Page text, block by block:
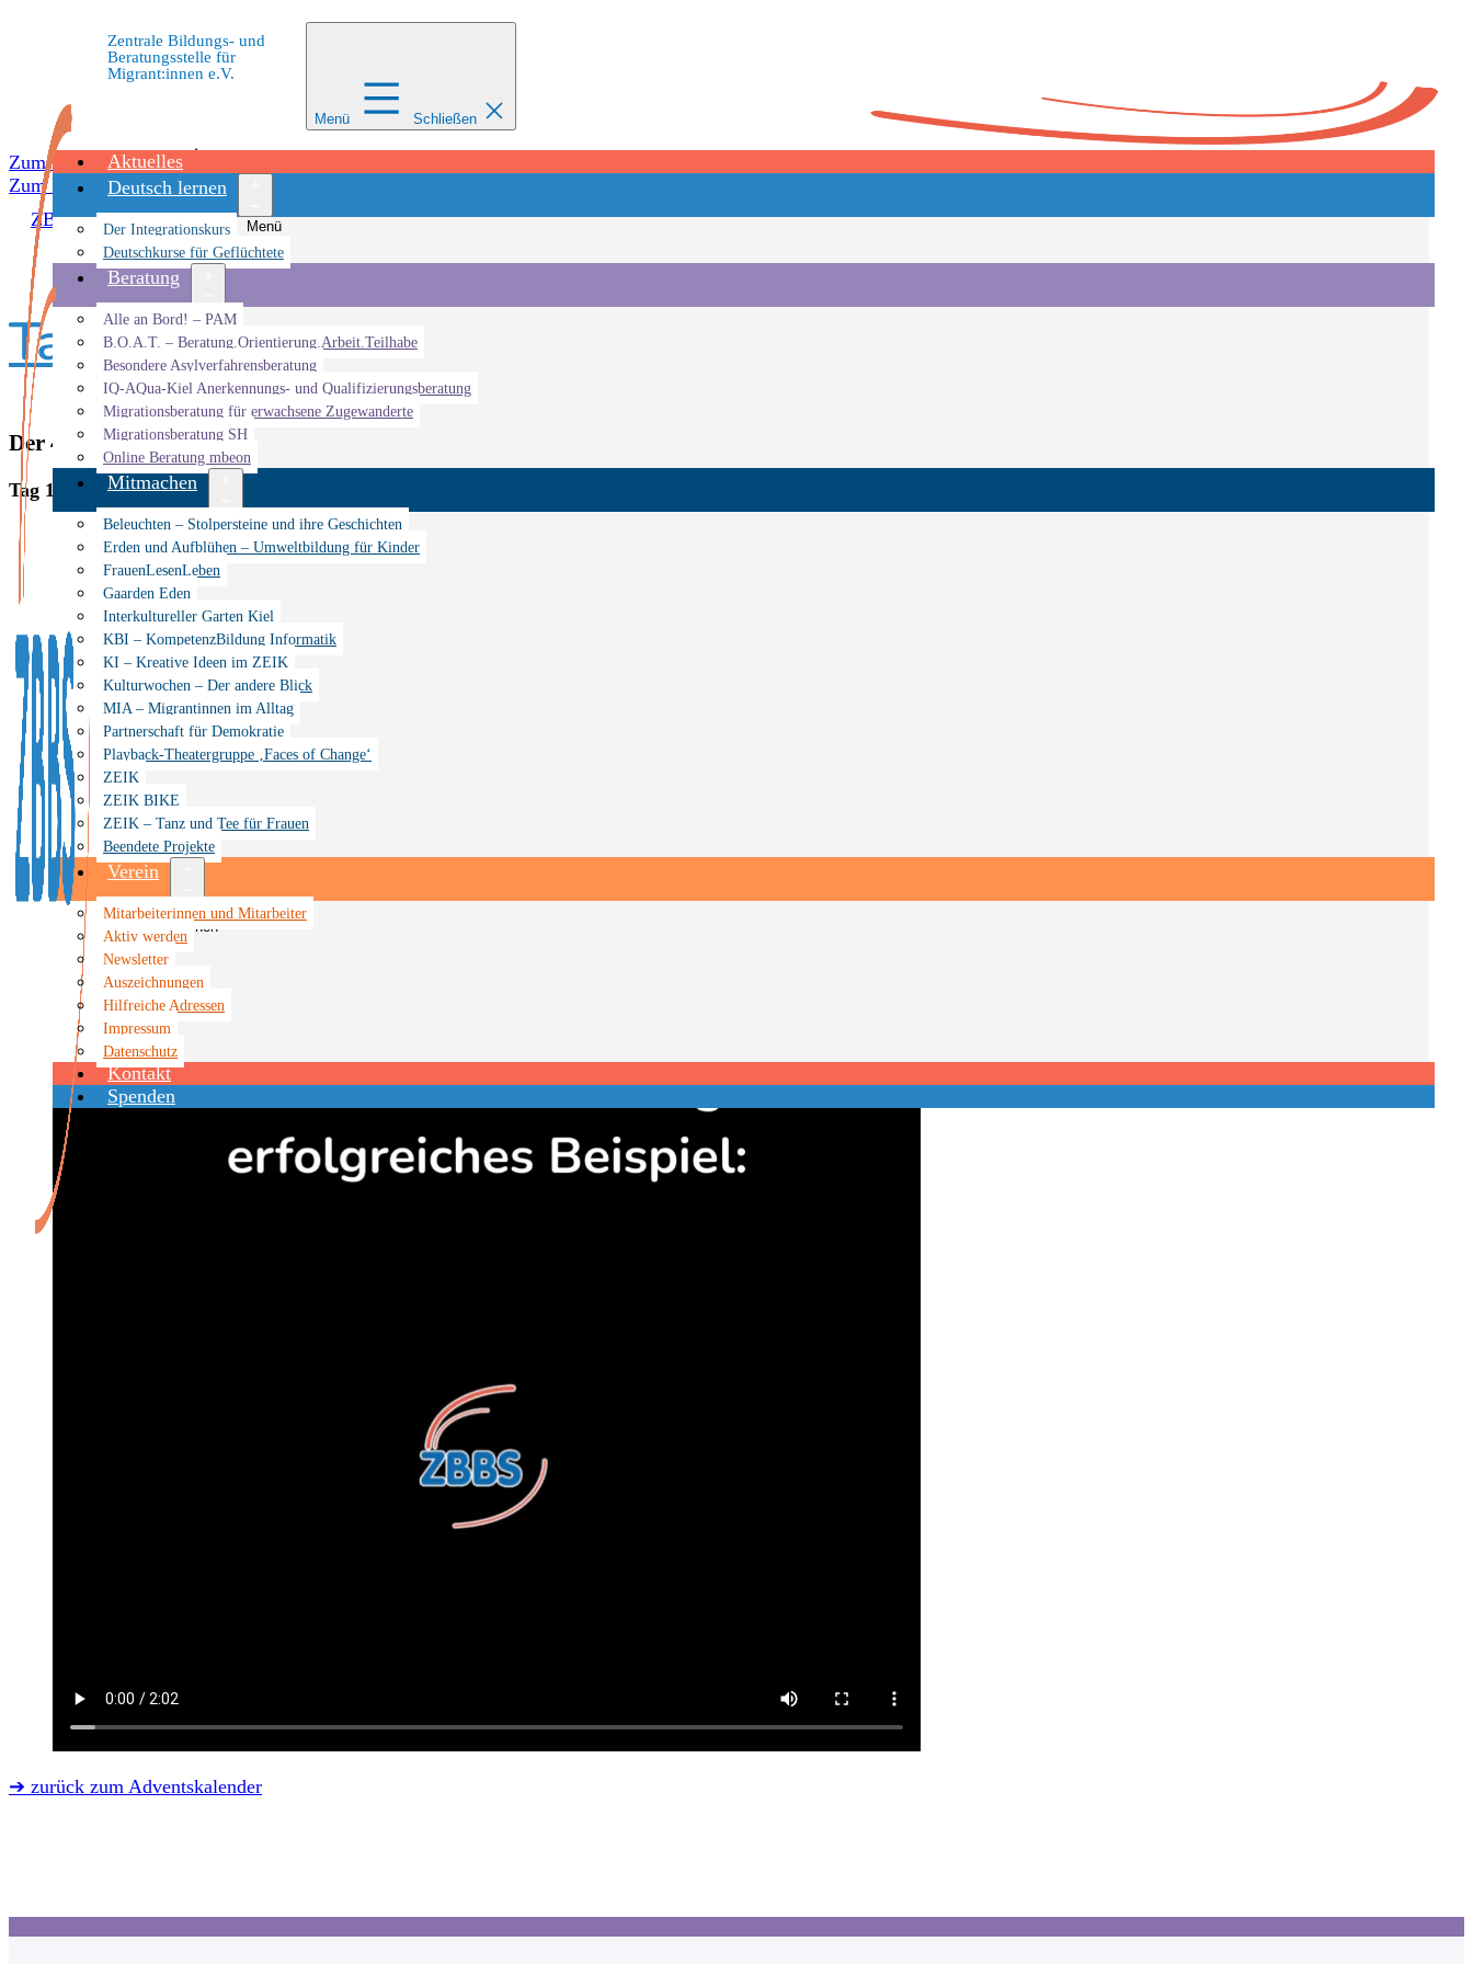
Zum Inhalt springen
Zum Inhalt springen
Zentrale Bildungs- und
Beratungsstelle für
Migrant:innen e.V.
Menü Schließen
Aktuelles
Deutsch lernen
Menü
Der Integrationskurs
Deutschkurse für Geflüchtete
Beratung
Menü
Alle an Bord! – PAM
B.O.A.T. – Beratung.Orientierung.Arbeit.Teilhabe
Besondere Asylverfahrensberatung
IQ-AQua-Kiel Anerkennungs- und Qualifizierungsberatung
Migrationsberatung für erwachsene Zugewanderte
Migrationsberatung SH
Online Beratung mbeon
Mitmachen
Menü
Beleuchten – Stolpersteine und ihre Geschichten
Erden und Aufblühen – Umweltbildung für Kinder
FrauenLesenLeben
Gaarden Eden
Interkultureller Garten Kiel
KBI – KompetenzBildung Informatik
KI – Kreative Ideen im ZEIK
Kulturwochen – Der andere Blick
MIA – Migrantinnen im Alltag
Partnerschaft für Demokratie
Playback-Theatergruppe ‚Faces of Change‘
ZEIK
ZEIK BIKE
ZEIK – Tanz und Tee für Frauen
Beendete Projekte
Verein
Menü
öffnen
Mitarbeiterinnen und Mitarbeiter
Aktiv werden
Newsletter
Auszeichnungen
Hilfreiche Adressen
Impressum
Datenschutz
Kontakt
Spenden
ZBBS»Adventskalender»Tag 18
Tag 18
Der 40 Jahre ZBBS – Adventskalender
Tag 18
➔ zurück zum Adventskalender